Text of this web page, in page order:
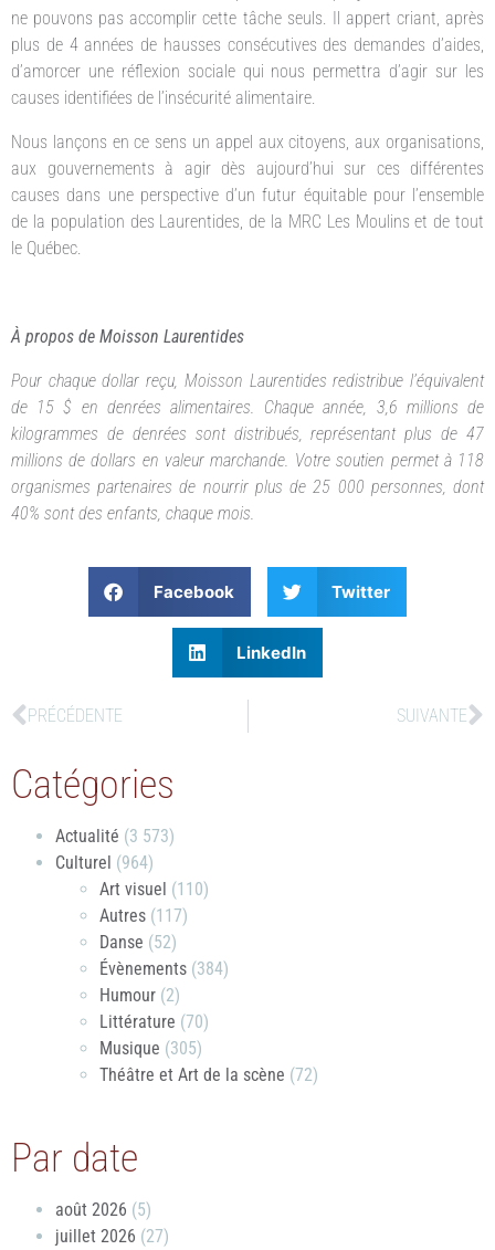
ne pouvons pas accomplir cette tâche seuls. Il appert criant, après
plus de 4 années de hausses consécutives des demandes d’aides,
d’amorcer une réflexion sociale qui nous permettra d’agir sur les
causes identifiées de l’insécurité alimentaire.
Nous lançons en ce sens un appel aux citoyens, aux organisations,
aux gouvernements à agir dès aujourd’hui sur ces différentes
causes dans une perspective d’un futur équitable pour l’ensemble
de la population des Laurentides, de la MRC Les Moulins et de tout
le Québec.
À propos de Moisson Laurentides
Pour chaque dollar reçu, Moisson Laurentides redistribue l’équivalent
de 15 $ en denrées alimentaires. Chaque année, 3,6 millions de
kilogrammes de denrées sont distribués, représentant plus de 47
millions de dollars en valeur marchande. Votre soutien permet à 118
organismes partenaires de nourrir plus de 25 000 personnes, dont
40% sont des enfants, chaque mois.
Facebook Twitter
LinkedIn
PRÉCÉDENTE SUIVANTE
Catégories
Actualité (3 573)
Culturel (964)
Art visuel (110)
Autres (117)
Danse (52)
Évènements (384)
Humour (2)
Littérature (70)
Musique (305)
Théâtre et Art de la scène (72)
Par date
août 2026 (5)
juillet 2026 (27)